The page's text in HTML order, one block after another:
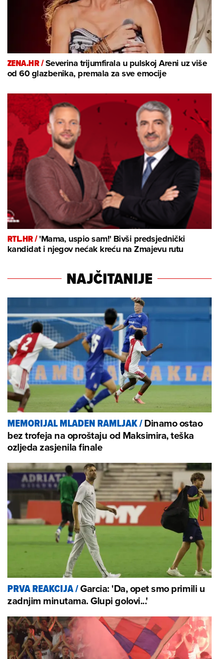
ZENA.HR /Severina trijumfirala u pulskoj Areni uz više
od 60 glazbenika, premala za sve emocije
RTL.HR /'Mama, uspio sam!' Bivši predsjednički
kandidat i njegov nećak kreću na Zmajevu rutu
NAJČITANIJE
MEMORIJAL MLADEN RAMLJAK/Dinamo ostao
bez trofeja na oproštaju od Maksimira, teška
ozljeda zasjenila finale
PRVA REAKCIJA/Garcia: 'Da, opet smo primili u
zadnjim minutama. Glupi golovi...'